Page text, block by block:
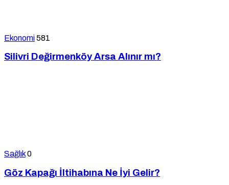
Ekonomi581
Silivri Değirmenköy Arsa Alınır mı?
Sağlık0
Göz Kapağı İltihabına Ne İyi Gelir?